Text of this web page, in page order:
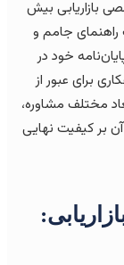
بیش
جامم و
خود در
عبور از
مشاوره،
کیفیت نهایی